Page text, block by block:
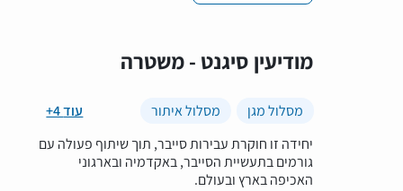
מודיעין סיגנט - משטרה
+4 עוד מסלול מגן
מסלול איתור
יחידה זו חוקרת עבירות סייבר, תוך שיתוף פעולה עם
גורמים בתעשיית הסייבר, באקדמיה ובארגוני
האכיפה בארץ ובעולם.